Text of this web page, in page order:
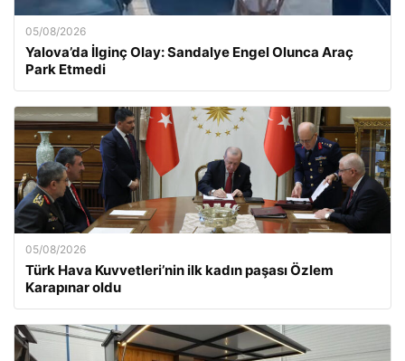
05/08/2026
Yalova’da İlginç Olay: Sandalye Engel Olunca Araç
Park Etmedi
05/08/2026
Türk Hava Kuvvetleri’nin ilk kadın paşası Özlem
Karapınar oldu